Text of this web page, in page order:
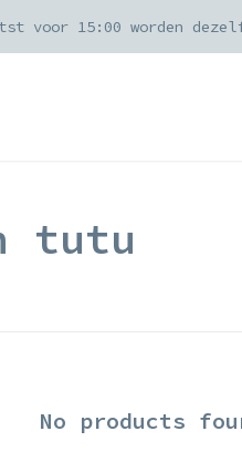
voor 15:00 worden
tutu
No products